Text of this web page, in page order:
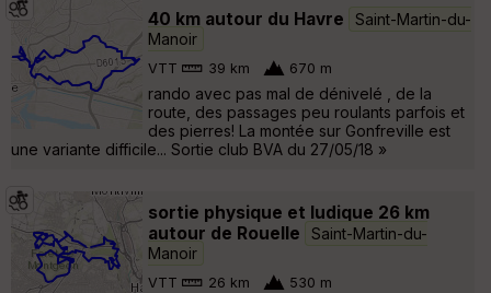
40 km autour du Havre
Saint-Martin-du-
Manoir
VTT 39 km 670 m
rando avec pas mal de dénivelé , de la
route, des passages peu roulants parfois et
des pierres! La montée sur Gonfreville est
une variante difficile... Sortie club BVA du 27/05/18 »
sortie physique et ludique 26 km
autour de Rouelle
Saint-Martin-du-
Manoir
VTT 26 km 530 m